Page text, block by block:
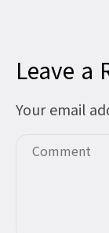
Leave a
Your email